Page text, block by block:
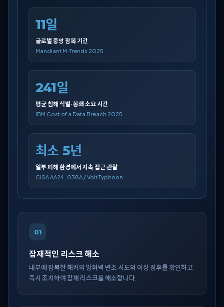
11일
글로벌 중앙 잠복 기간
Mandiant M-Trends 2025
241일
평균 침해 식별·봉쇄 소요 시간
IBM Cost of a Data Breach 2025
최소 5년
일부 피해 환경에서 지속 접근 관찰
CISA AA24-038A / Volt Typhoon
01
잠재적인 리스크 해소
내부에 잠복한 해커의 방화벽 변조 시도와 이상 징후를 확인하고
즉시 조치하여 잠재 리스크를 해소합니다.